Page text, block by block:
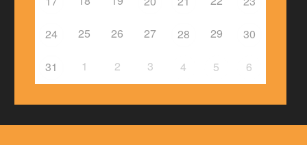
24 25 26 27 28 29 30
31 1 2 3 4 5 6